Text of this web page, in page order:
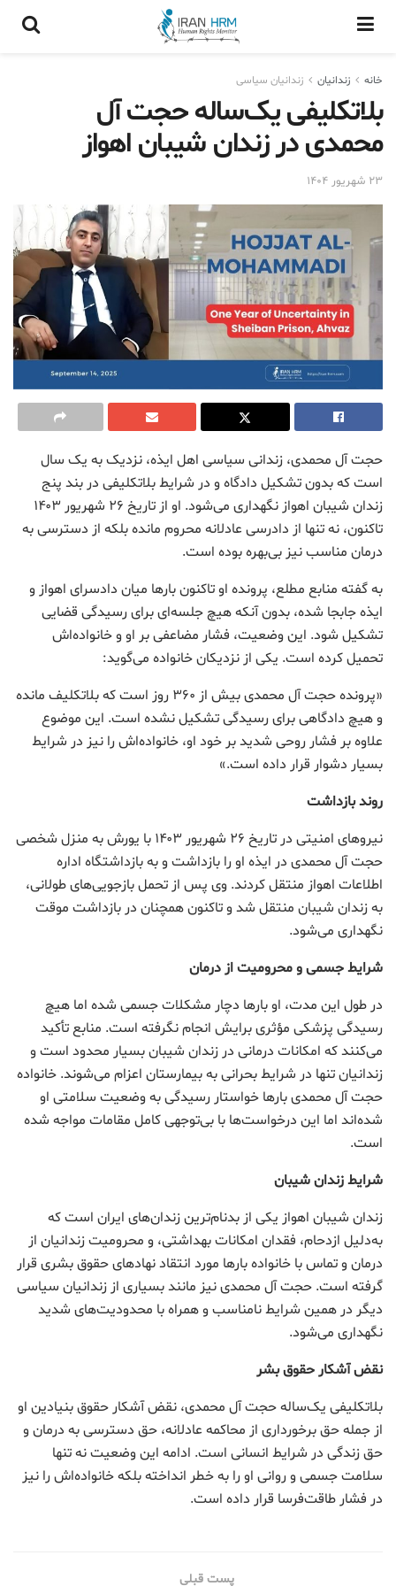
خانه زندانيان زندانیان سیاسی
بلاتکلیفی یک‌ساله حجت آل
محمدی در زندان شیبان اهواز
۲۳ شهریور ۱۴۰۴
حجت آل محمدی، زندانی سیاسی اهل ایذه، نزدیک به یک سال
است که بدون تشکیل دادگاه و در شرایط بلاتکلیفی در بند پنج
زندان شیبان اهواز نگهداری می‌شود. او از تاریخ ۲۶ شهریور ۱۴۰۳
تاکنون، نه تنها از دادرسی عادلانه محروم مانده بلکه از دسترسی به
درمان مناسب نیز بی‌بهره بوده است.
به گفته منابع مطلع، پرونده او تاکنون بارها میان دادسرای اهواز و
ایذه جابجا شده، بدون آنکه هیچ جلسه‌ای برای رسیدگی قضایی
تشکیل شود. این وضعیت، فشار مضاعفی بر او و خانواده‌اش
تحمیل کرده است. یکی از نزدیکان خانواده می‌گوید:
«پرونده حجت آل محمدی بیش از ۳۶۰ روز است که بلاتکلیف مانده
و هیچ دادگاهی برای رسیدگی تشکیل نشده است. این موضوع
علاوه بر فشار روحی شدید بر خود او، خانواده‌اش را نیز در شرایط
بسیار دشوار قرار داده است.»
روند بازداشت
نیروهای امنیتی در تاریخ ۲۶ شهریور ۱۴۰۳ با یورش به منزل شخصی
حجت آل محمدی در ایذه او را بازداشت و به بازداشتگاه اداره
اطلاعات اهواز منتقل کردند. وی پس از تحمل بازجویی‌های طولانی،
به زندان شیبان منتقل شد و تاکنون همچنان در بازداشت موقت
نگهداری می‌شود.
شرایط جسمی و محرومیت از درمان
در طول این مدت، او بارها دچار مشکلات جسمی شده اما هیچ
رسیدگی پزشکی مؤثری برایش انجام نگرفته است. منابع تأکید
می‌کنند که امکانات درمانی در زندان شیبان بسیار محدود است و
زندانیان تنها در شرایط بحرانی به بیمارستان اعزام می‌شوند. خانواده
حجت آل محمدی بارها خواستار رسیدگی به وضعیت سلامتی او
شده‌اند اما این درخواست‌ها با بی‌توجهی کامل مقامات مواجه شده
است.
شرایط زندان شیبان
زندان شیبان اهواز یکی از بدنام‌ترین زندان‌های ایران است که
به‌دلیل ازدحام، فقدان امکانات بهداشتی، و محرومیت زندانیان از
درمان و تماس با خانواده بارها مورد انتقاد نهادهای حقوق بشری قرار
گرفته است. حجت آل محمدی نیز مانند بسیاری از زندانیان سیاسی
دیگر در همین شرایط نامناسب و همراه با محدودیت‌های شدید
نگهداری می‌شود.
نقض آشکار حقوق بشر
بلاتکلیفی یک‌ساله حجت آل محمدی، نقض آشکار حقوق بنیادین او
از جمله حق برخورداری از محاکمه عادلانه، حق دسترسی به درمان و
حق زندگی در شرایط انسانی است. ادامه این وضعیت نه تنها
سلامت جسمی و روانی او را به خطر انداخته بلکه خانواده‌اش را نیز
در فشار طاقت‌فرسا قرار داده است.
پست قبلی